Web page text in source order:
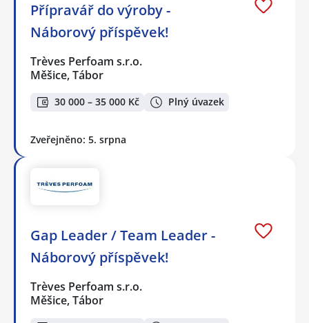
Přípravář do výroby -
Náborový příspěvek!
Trèves Perfoam s.r.o.
Měšice, Tábor
30 000 – 35 000 Kč Plný úvazek
Zveřejněno: 5. srpna
Gap Leader / Team Leader -
Náborový příspěvek!
Trèves Perfoam s.r.o.
Měšice, Tábor